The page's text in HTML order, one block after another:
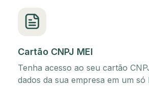
Cartão CNPJ MEI
Tenha acesso ao seu cartão
dados da sua empresa em um só